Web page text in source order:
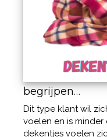
begrijpen…
Dit type klant wil
voelen en is
dekentjes voelen